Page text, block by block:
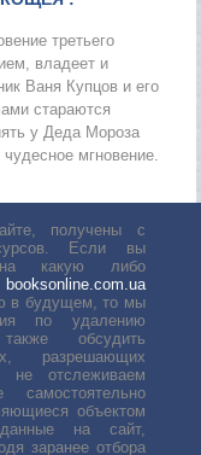
третьего
владеет и
Ваня Купцов и его
стараются
у Деда Мороза
мгновение.
получены с
Если вы
на какую либо
booksonline.com.ua
в будущем, то мы
по удалению
обсудить
разрешающих
не отслеживаем
самостоятельно
объектом
на сайт,
заранее отбора